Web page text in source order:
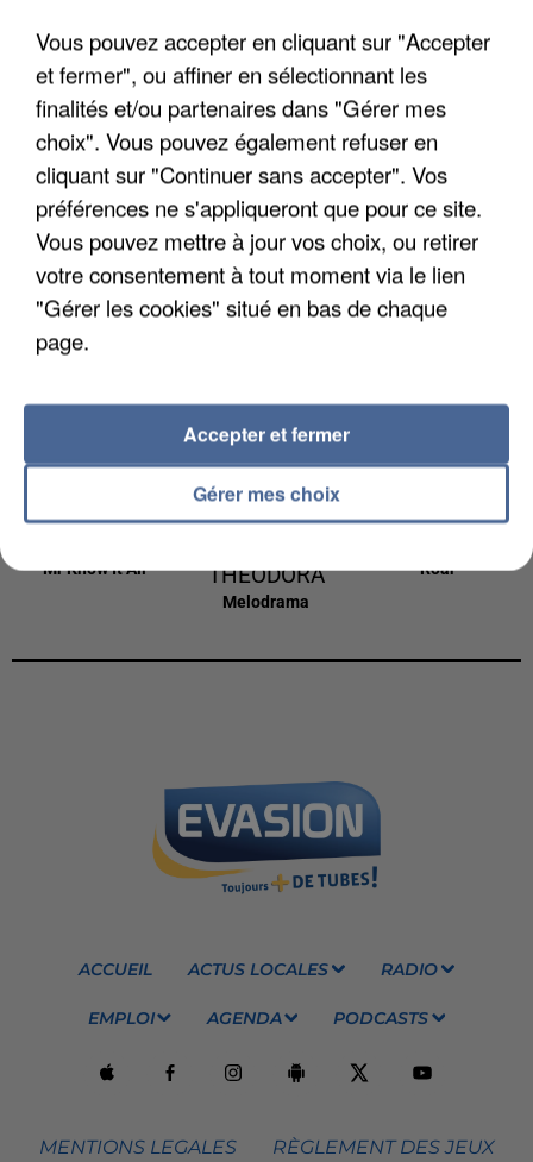
16h08
16h08
AIME SIMONE
Shining Light
16h06
16h06
SOUND OF
LEGEND
16h03
16h03
JEREMY
FREROT
Mr Know It All
THEODORA
Melodrama
Roar
ACCUEIL ACTUS LOCALES RADIO
EMPLOI AGENDA PODCASTS
MENTIONS LEGALES RÈGLEMENT DES JEUX
Vous pouvez accepter en cliquant sur "Accepter
et fermer", ou affiner en sélectionnant les
finalités et/ou partenaires dans "Gérer mes
choix". Vous pouvez également refuser en
cliquant sur "Continuer sans accepter". Vos
préférences ne s'appliqueront que pour ce site.
Vous pouvez mettre à jour vos choix, ou retirer
votre consentement à tout moment via le lien
"Gérer les cookies" situé en bas de chaque
page.
Gérer mes choix
Accepter et fermer